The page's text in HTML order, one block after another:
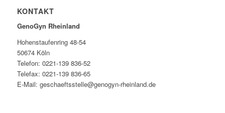
KONTAKT
GenoGyn Rheinland
Hohenstaufenring 48-54
50674 Köln
Telefon: 0221-139 836-52
Telefax: 0221-139 836-65
E-Mail: geschaeftsstelle@genogyn-rheinland.de